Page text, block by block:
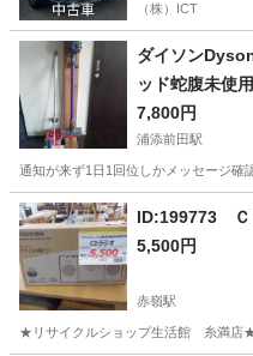
（株）ICT
ダイソン
ッド蛇腹未使用
7,800円
浦添前田駅
通知が来ず1日1回位しかメッセージ確
沖縄 浦添市
ID:199773
5,500円
赤嶺駅
★リサイクルショップ生活館 糸満